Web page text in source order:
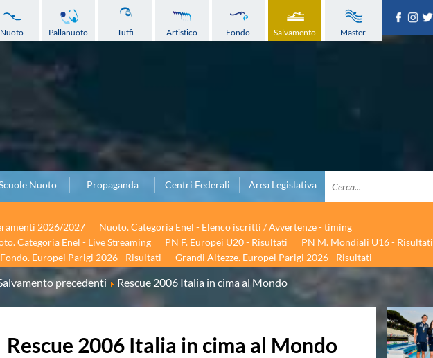
Nuoto Pallanuoto Tuffi Artistico Fondo Salvamento Master
Nuoto Propaganda Centri Federali Area Legislativa
2026/2027
Nuoto. Categoria Enel - Elenco iscritti / Avvertenze - timing
Categoria Enel - Live Streaming PN F. Europei U20 - Risultati
PN M. Mondiali U16 - Risultati
Fondo. Europei Parigi 2026 - Risultati Grandi Altezze. Europei Parigi 2026 - Risultati
precedenti Rescue 2006 Italia in cima al Mondo
Rescue 2006 Italia in cima al Mondo